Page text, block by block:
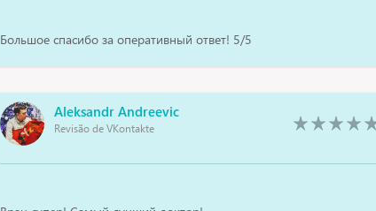
Большое спасибо за оперативный ответ! 5/5
Aleksandr Andreevic
Revisão de VKontakte